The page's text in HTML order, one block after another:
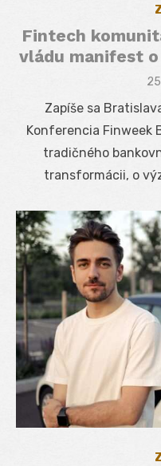
Fintech
vládu manifest
Zapíše sa
Konferencia Finweek
tradičného
transformácii, o